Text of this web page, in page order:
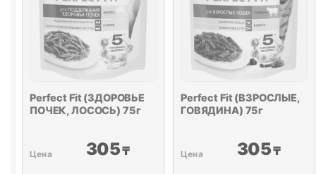
Perfect Fit (ЗДОРОВЬЕ
ПОЧЕК, ЛОСОСЬ) 75г
305₸
Perfect Fit (ВЗРОСЛЫЕ,
ГОВЯДИНА) 75г
305₸